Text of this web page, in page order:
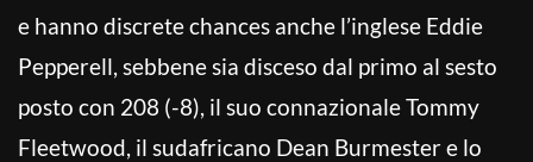
e hanno discrete chances anche l’inglese Eddie
Pepperell, sebbene sia disceso dal primo al sesto
posto con 208 (-8), il suo connazionale Tommy
Fleetwood, il sudafricano Dean Burmester e lo